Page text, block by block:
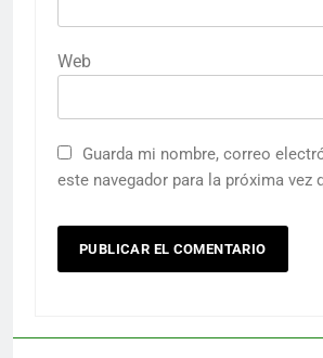
Web
Guarda mi nombre, correo
este navegador para la próxima vez